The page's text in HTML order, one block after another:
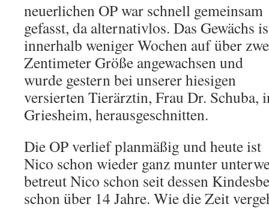
neuerlichen OP war schnell gemeinsam
gefasst, da alternativlos. Das Gewächs
innerhalb weniger Wochen auf über
Zentimeter Größe angewachsen und
wurde gestern bei unserer hiesigen
versierten Tierärztin, Frau Dr. Schuba,
Griesheim, herausgeschnitten.
Die OP verlief planmäßig und heute ist
Nico schon wieder ganz munter
betreut Nico schon seit dessen
schon über 14 Jahre. Wie die Zeit